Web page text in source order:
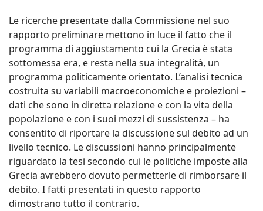
Le ricerche presentate dalla Commissione nel suo
rapporto preliminare mettono in luce il fatto che il
programma di aggiustamento cui la Grecia è stata
sottomessa era, e resta nella sua integralità, un
programma politicamente orientato. L’analisi tecnica
costruita su variabili macroeconomiche e proiezioni –
dati che sono in diretta relazione e con la vita della
popolazione e con i suoi mezzi di sussistenza – ha
consentito di riportare la discussione sul debito ad un
livello tecnico. Le discussioni hanno principalmente
riguardato la tesi secondo cui le politiche imposte alla
Grecia avrebbero dovuto permetterle di rimborsare il
debito. I fatti presentati in questo rapporto
dimostrano tutto il contrario.